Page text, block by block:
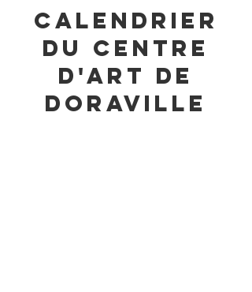
calendrier
du centre
d'art de
Doraville